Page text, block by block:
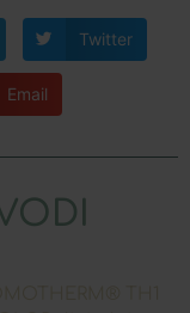
Twitter
Email